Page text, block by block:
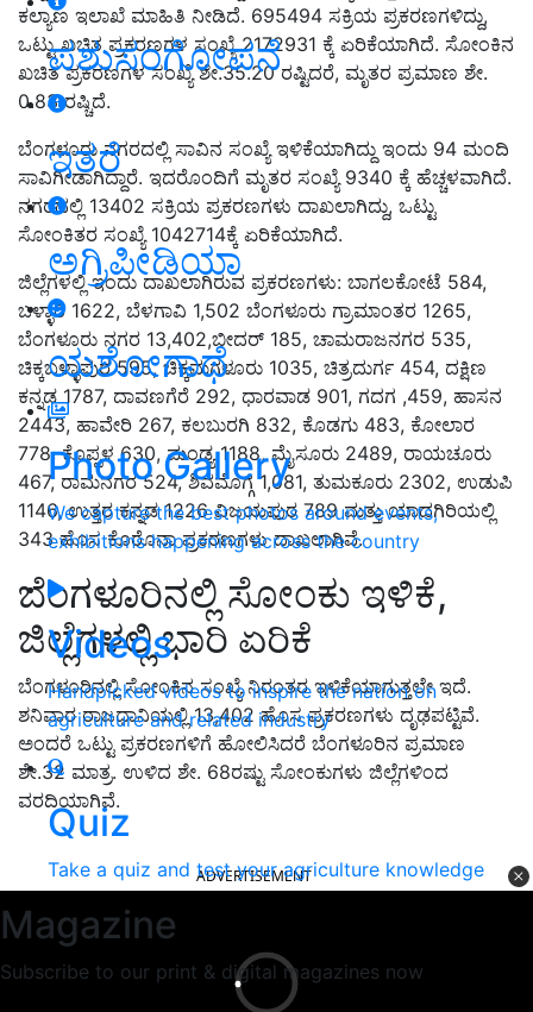
ಪಶುಸಂಗೋಪನೆ
ಇತರೆ
ಅಗ್ರಿಪೀಡಿಯಾ
ಯಶೋಗಾಥೆ
Photo Gallery
We capture the best photos around events,
exhibitions happening across the country
Videos
Handpicked videos to inspire the nation on
agriculture and related industry
Quiz
Take a quiz and test your agriculture knowledge
Magazine
Subscribe to our print & digital magazines now
ಕಲ್ಯಾಣ ಇಲಾಖೆ ಮಾಹಿತಿ ನೀಡಿದೆ. 695494 ಸಕ್ರಿಯ ಪ್ರಕರಣಗಳಿದ್ದು,
ಒಟ್ಟು ಖಚಿತ ಪ್ರಕರಣಗಳ ಸಂಖ್ಯೆ 2172931 ಕ್ಕೆ ಏರಿಕೆಯಾಗಿದೆ. ಸೋಂಕಿನ
ಖಚಿತ ಪ್ರಕರಣಗಳ ಸಂಖ್ಯೆ ಶೇ.35.20 ರಷ್ಟಿದರೆ, ಮೃತರ ಪ್ರಮಾಣ ಶೇ.
0.83 ರಷ್ಚಿದೆ.
ಬೆಂಗಳೂರು ನಗರದಲ್ಲಿ ಸಾವಿನ ಸಂಖ್ಯೆ ಇಳಿಕೆಯಾಗಿದ್ದು ಇಂದು 94 ಮಂದಿ
ಸಾವಿಗೀಡಾಗಿದ್ದಾರೆ. ಇದರೊಂದಿಗೆ ಮೃತರ ಸಂಖ್ಯೆ 9340 ಕ್ಕೆ ಹೆಚ್ಚಳವಾಗಿದೆ.
ನಗರದಲ್ಲಿ 13402 ಸಕ್ರಿಯ ಪ್ರಕರಣಗಳು ದಾಖಲಾಗಿದ್ದು, ಒಟ್ಟು
ಸೋಂಕಿತರ ಸಂಖ್ಯೆ 1042714ಕ್ಕೆ ಏರಿಕೆಯಾಗಿದೆ.
ಜಿಲ್ಲೆಗಳಲ್ಲಿ ಇಂದು ದಾಖಲಾಗಿರುವ ಪ್ರಕರಣಗಳು: ಬಾಗಲಕೋಟೆ 584,
ಬಳ್ಳಾರಿ 1622, ಬೆಳಗಾವಿ 1,502 ಬೆಂಗಳೂರು ಗ್ರಾಮಾಂತರ 1265,
ಬೆಂಗಳೂರು ನಗರ 13,402,ಬೀದರ್ 185, ಚಾಮರಾಜನಗರ 535,
ಚಿಕ್ಕಬಳ್ಳಾಪುರ 595, ಚಿಕ್ಕಮಗಳೂರು 1035, ಚಿತ್ರದುರ್ಗ 454, ದಕ್ಷಿಣ
ಕನ್ನಡ 1787, ದಾವಣಗೆರೆ 292, ಧಾರವಾಡ 901, ಗದಗ ,459, ಹಾಸನ
2443, ಹಾವೇರಿ 267, ಕಲಬುರಗಿ 832, ಕೊಡಗು 483, ಕೋಲಾರ
778, ಕೊಪ್ಪಳ 630, ಮಂಡ್ಯ 1188, ಮೈಸೂರು 2489, ರಾಯಚೂರು
467, ರಾಮನಗರ 524, ಶಿವಮೊಗ್ಗ 1,081, ತುಮಕೂರು 2302, ಉಡುಪಿ
1146, ಉತ್ತರ ಕನ್ನಡ 1226 ವಿಜಯಪುರ 789 ಮತ್ತು ಯಾದಗಿರಿಯಲ್ಲಿ
343 ಹೊಸ ಕೊರೊನಾ ಪ್ರಕರಣಗಳು ದಾಖಲಾಗಿವೆ.
ಬೆಂಗಳೂರಿನಲ್ಲಿ ಸೋಂಕು ಇಳಿಕೆ,
ಜಿಲ್ಲೆಗಳಲ್ಲಿ ಭಾರಿ ಏರಿಕೆ
ಬೆಂಗಳೂರಿನಲ್ಲಿ ಸೋಂಕಿನ ಸಂಖ್ಯೆ ನಿರಂತರ ಇಳಿಕೆಯಾಗುತ್ತಲೇ ಇದೆ.
ಶನಿವಾರ ರಾಜಧಾನಿಯಲ್ಲಿ 13,402 ಹೊಸ ಪ್ರಕರಣಗಳು ದೃಢಪಟ್ಟಿವೆ.
ಅಂದರೆ ಒಟ್ಟು ಪ್ರಕರಣಗಳಿಗೆ ಹೋಲಿಸಿದರೆ ಬೆಂಗಳೂರಿನ ಪ್ರಮಾಣ
ಶೇ.32 ಮಾತ್ರ. ಉಳಿದ ಶೇ. 68ರಷ್ಟು ಸೋಂಕುಗಳು ಜಿಲ್ಲೆಗಳಿಂದ
ವರದಿಯಾಗಿವೆ.